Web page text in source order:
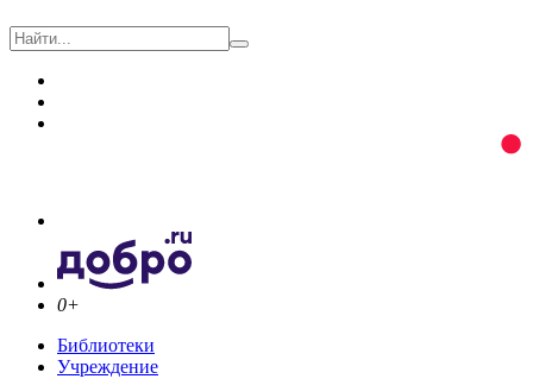
0+
Библиотеки
Учреждение